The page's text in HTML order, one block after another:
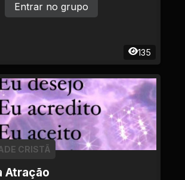
135
Entrar no grupo
Atração
CRISTÃ